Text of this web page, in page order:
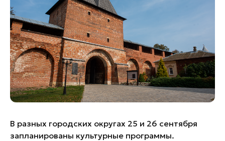
Банные комплексы
Горнолыжные клубы
Спецпроекты
Инвестиционный портал
Федоскинская фабрика
Пикник в Подмосковье
Золотое кольцо России
Войти
Инвесторам
В разных городских округах 25 и 26 сентября
запланированы культурные программы.